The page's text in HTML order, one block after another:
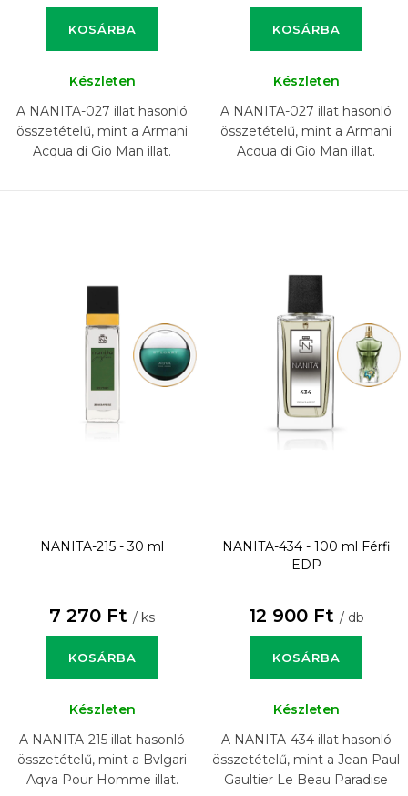
KOSÁRBA
Készleten
A NANITA-027 illat hasonló
összetételű, mint a Armani
Acqua di Gio Man illat.
KOSÁRBA
Készleten
A NANITA-027 illat hasonló
összetételű, mint a Armani
Acqua di Gio Man illat.
NANITA-215 - 30 ml
7 270 Ft / ks
KOSÁRBA
Készleten
A NANITA-215 illat hasonló
összetételű, mint a Bvlgari
Aqva Pour Homme illat.
NANITA-434 - 100 ml Férfi
EDP
12 900 Ft / db
KOSÁRBA
Készleten
A NANITA-434 illat hasonló
összetételű, mint a Jean Paul
Gaultier Le Beau Paradise